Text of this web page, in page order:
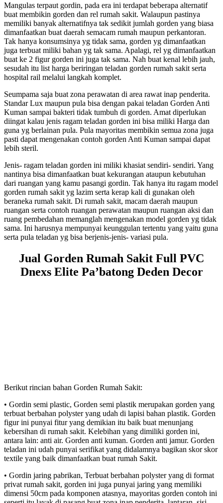
Mangulas terpaut gordin, pada era ini terdapat beberapa alternatif
buat membikin gorden dan rel rumah sakit. Walaupun pastinya
memiliki banyak alternatifnya tak sedikit jumlah gorden yang biasa
dimanfaatkan buat daerah semacam rumah maupun perkantoran.
Tak hanya konsumsinya yg tidak sama, gorden yg dimanfaatkan
juga terbuat miliki bahan yg tak sama. Apalagi, rel yg dimanfaatkan
buat ke 2 figur gorden ini juga tak sama. Nah buat kenal lebih jauh,
sesudah itu list harga beriringan teladan gorden rumah sakit serta
hospital rail melalui langkah komplet.
Seumpama saja buat zona perawatan di area rawat inap penderita.
Standar Lux maupun pula bisa dengan pakai teladan Gorden Anti
Kuman sampai bakteri tidak tumbuh di gorden. Amat diperlukan
diingat kalau jenis ragam teladan gorden ini bisa miliki Harga dan
guna yg berlainan pula. Pula mayoritas membikin semua zona juga
pasti dapat mengenakan contoh gorden Anti Kuman sampai dapat
lebih steril.
Jenis- ragam teladan gorden ini miliki khasiat sendiri- sendiri. Yang
nantinya bisa dimanfaatkan buat kekurangan ataupun kebutuhan
dari ruangan yang kamu pasangi gordin. Tak hanya itu ragam model
gorden rumah sakit yg lazim serta kerap kali di gunakan oleh
beraneka rumah sakit. Di rumah sakit, macam daerah maupun
ruangan serta contoh ruangan perawatan maupun ruangan aksi dan
ruang pembedahan memanglah mengenakan model gorden yg tidak
sama. Ini harusnya mempunyai keunggulan tertentu yang yaitu guna
serta pula teladan yg bisa berjenis-jenis- variasi pula.
Jual Gorden Rumah Sakit Full PVC
Dnexs Elite Pa’batong Deden Decor
Berikut rincian bahan Gorden Rumah Sakit:
• Gordin semi plastic, Gorden semi plastik merupakan gorden yang
terbuat berbahan polyster yang udah di lapisi bahan plastik. Gorden
figur ini punyai fitur yang demikian itu baik buat menunjang
kebersihan di rumah sakit. Kelebihan yang dimiliki gorden ini,
antara lain: anti air. Gorden anti kuman. Gorden anti jamur. Gorden
teladan ini udah punyai serifikat yang didalamnya bagikan skor skor
textile yang baik dimanfaatkan buat rumah Sakit.
• Gordin jaring pabrikan, Terbuat berbahan polyster yang di format
privat rumah sakit, gorden ini juga punyai jaring yang memiliki
dimensi 50cm pada komponen atasnya, mayoritas gorden contoh ini